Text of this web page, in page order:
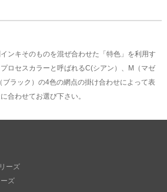
ンキそのものを混ぜ合わせた「特色」を利用す
ロセスカラーと呼ばれるC(シアン）、M（マゼ
ラック）の4色の網点の掛け合わせによって表
合わせてお選び下さい。
ーズ
ズ